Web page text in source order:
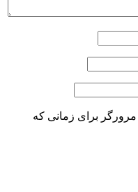
برای زمانی که